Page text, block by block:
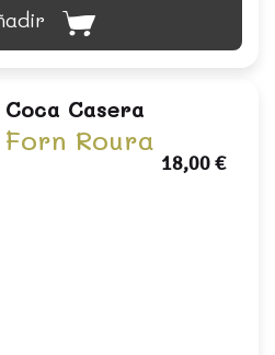
Coca Casera
Forn Roura
18,00 €